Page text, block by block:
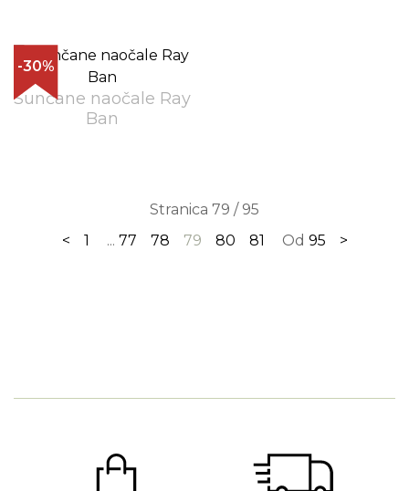
-30%
Sunčane naočale Ray
Ban
Stranica 79 / 95
<
1 ... 77 78 79 80 81 Od 95 >